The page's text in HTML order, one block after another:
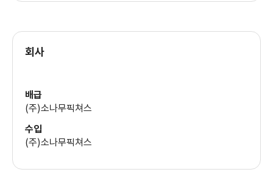
회사
배급
(주)소나무픽쳐스
수입
(주)소나무픽쳐스